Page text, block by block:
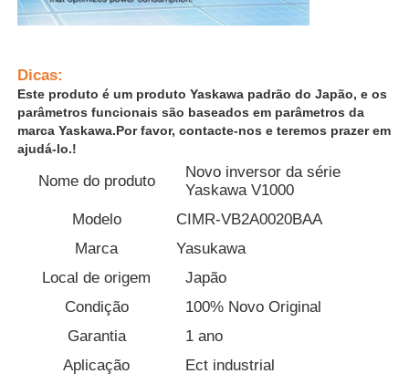
Controle de Qualidade
Pedir um orçamento
unidade de frequência variável
Controlador lógico programável
Dicas:
Este produto é um produto Yaskawa padrão do Japão, e os
parâmetros funcionais são baseados em parâmetros da
marca Yaskawa.Por favor, contacte-nos e teremos prazer em
ajudá-lo.!
Nome do produto
Novo inversor da série
Yaskawa V1000
Modelo
CIMR-VB2A0020BAA
Marca
Yasukawa
Local de origem
Japão
Condição
100% Novo Original
Garantia
1 ano
Aplicação
Ect industrial